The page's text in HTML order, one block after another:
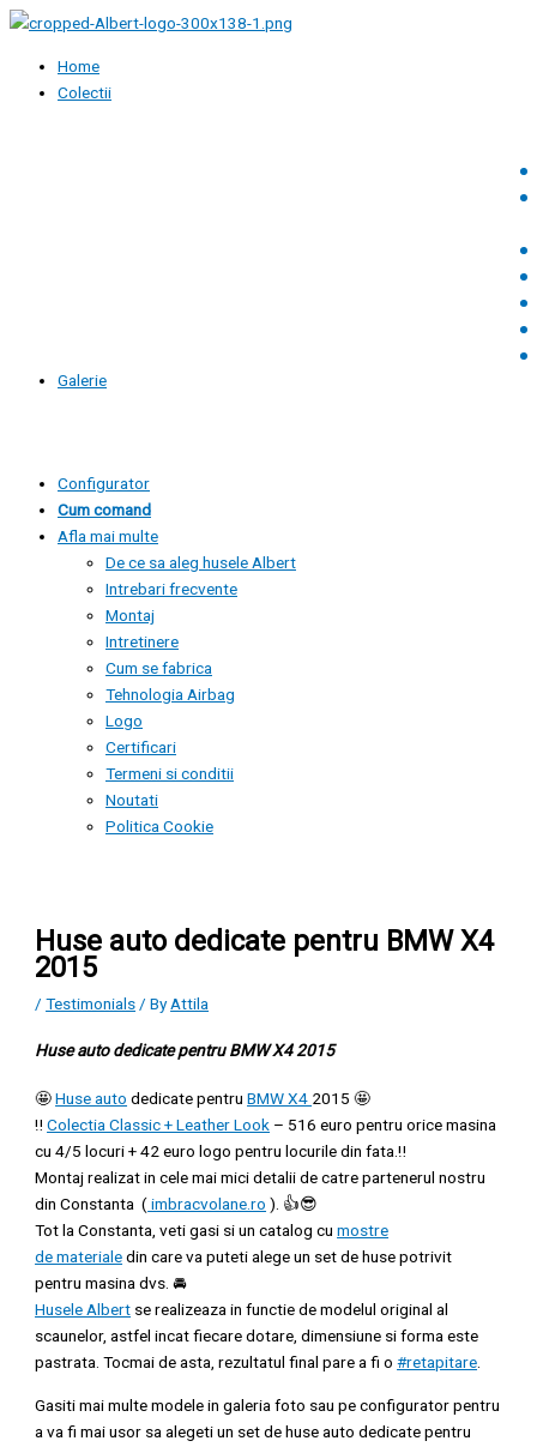
Skip
contentHome
Colectii
Galerie
Configurator
Cum comand
Afla mai multe
De ce sa aleg husele Albert
Intrebari frecvente
Montaj
Intretinere
Cum se fabrica
Tehnologia Airbag
Logo
Certificari
Termeni si conditii
Noutati
Politica Cookie
Huse auto dedicate pentru BMW X4
2015
/Testimonials / ByAttila
Huse auto dedicate pentru BMW X4 2015
🤩Huse auto dedicate pentruBMW X4 2015 🤩
‼️Colectia Classic + Leather Look – 516 euro pentru orice masina
cu 4/5 locuri + 42 euro logo pentru locurile din fata.‼️
Montaj realizat in cele mai mici detalii de catre partenerul nostru
din Constanta (imbracvolane.ro ). 👍😎
Tot la Constanta, veti gasi si un catalog cumostre
de materialedin care va puteti alege un set de huse potrivit
pentru masina dvs. 🚘
Husele Albert se realizeaza in functie de modelul original al
scaunelor, astfel incat fiecare dotare, dimensiune si forma este
pastrata. Tocmai de asta, rezultatul final pare a fi o#retapitare.
Gasiti mai multe modele in galeria foto sau pe configurator pentru
a va fi mai usor sa alegeti un set de huse auto dedicate pentru